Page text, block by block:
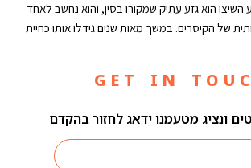
השיצו הוא גזע עתיק שמקורו בסין, והוא נחשב לאחד
של הקיסרים. במשך מאות שנים גידלו אותו כחיית
G E T I N T O U C
ונציג מטעמנו ידאג לחזור בהקדם